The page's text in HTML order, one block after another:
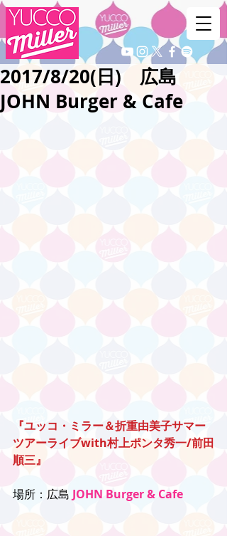
2017/8/20(日) 広島
JOHN Burger & Cafe
『ユッコ・ミラー＆折重由美子サマー
ツアーライブwith村上ポンタ秀一/前田
順三』
場所：広島 JOHN Burger & Cafe